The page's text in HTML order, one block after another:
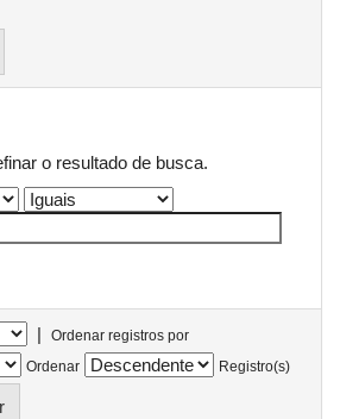
o resultado de busca.
|
Ordenar registros por
Ordenar
Registro(s)